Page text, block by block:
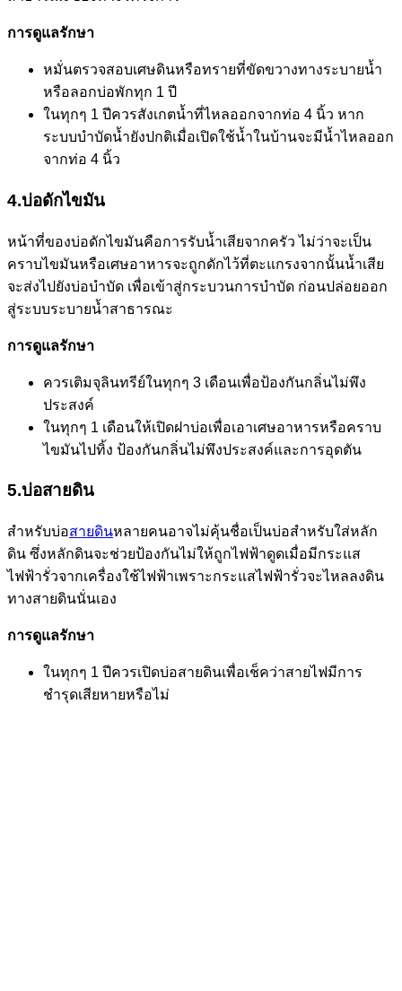
การดูแลรักษา
หมั่นตรวจสอบเศษดินหรือทรายที่ขัดขวางทางระบายน้ำ
หรือลอกบ่อพักทุก 1 ปี
ในทุกๆ 1 ปีควรสังเกตน้ำที่ไหลออกจากท่อ 4 นิ้ว หาก
ระบบบำบัดน้ำยังปกติเมื่อเปิดใช้น้ำในบ้านจะมีน้ำไหลออก
จากท่อ 4 นิ้ว
4.บ่อดักไขมัน
หน้าที่ของบ่อดักไขมันคือการรับน้ำเสียจากครัว ไม่ว่าจะเป็น
คราบไขมันหรือเศษอาหารจะถูกดักไว้ที่ตะแกรงจากนั้นน้ำเสีย
จะส่งไปยังบ่อบำบัด เพื่อเข้าสู่กระบวนการบำบัด ก่อนปล่อยออก
สู่ระบบระบายน้ำสาธารณะ
การดูแลรักษา
ควรเติมจุลินทรีย์ในทุกๆ 3 เดือนเพื่อป้องกันกลิ่นไม่พึง
ประสงค์
ในทุกๆ 1 เดือนให้เปิดฝาบ่อเพื่อเอาเศษอาหารหรือคราบ
ไขมันไปทิ้ง ป้องกันกลิ่นไม่พึงประสงค์และการอุดตัน
5.บ่อสายดิน
สำหรับบ่อสายดินหลายคนอาจไม่คุ้นชื่อเป็นบ่อสำหรับใส่หลัก
ดิน ซึ่งหลักดินจะช่วยป้องกันไม่ให้ถูกไฟฟ้าดูดเมื่อมีกระแส
ไฟฟ้ารั่วจากเครื่องใช้ไฟฟ้าเพราะกระแสไฟฟ้ารั่วจะไหลลงดิน
ทางสายดินนั่นเอง
การดูแลรักษา
ในทุกๆ 1 ปีควรเปิดบ่อสายดินเพื่อเช็คว่าสายไฟมีการ
ชำรุดเสียหายหรือไม่